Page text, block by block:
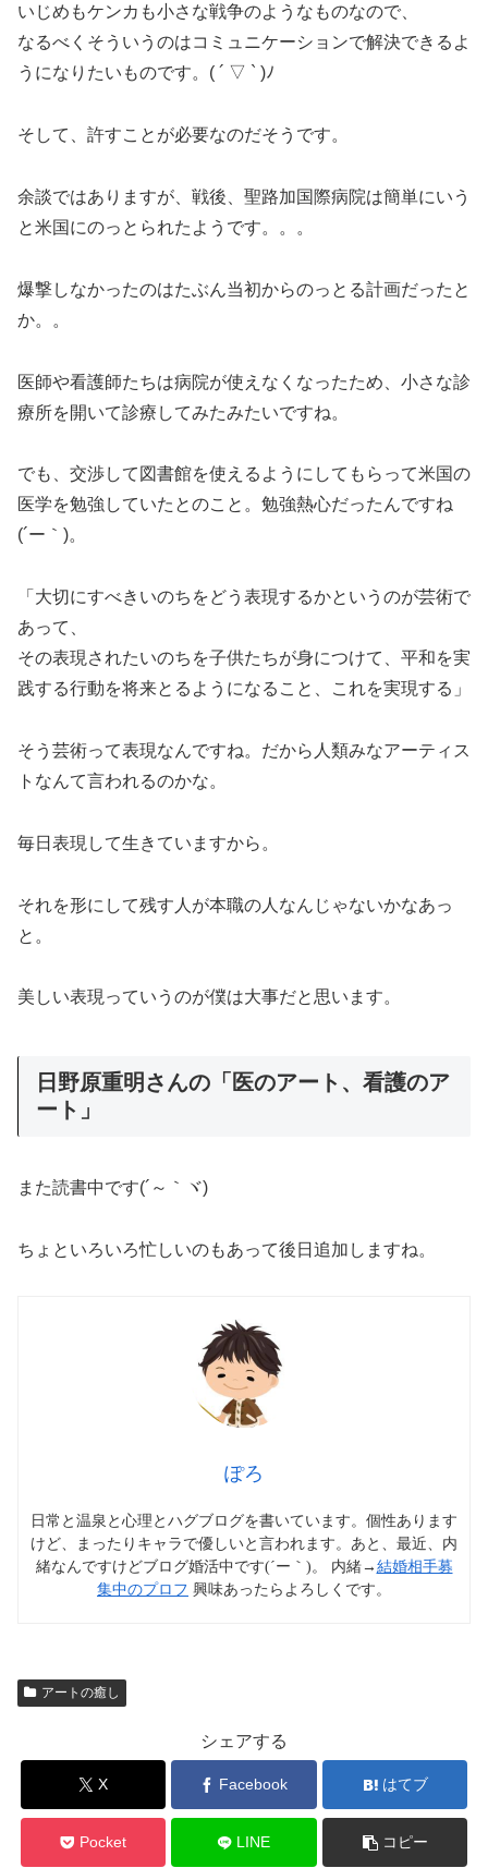
いじめもケンカも小さな戦争のようなものなので、
なるべくそういうのはコミュニケーションで解決できるよ
うになりたいものです。( ´ ▽ ` )ﾉ
そして、許すことが必要なのだそうです。
余談ではありますが、戦後、聖路加国際病院は簡単にいう
と米国にのっとられたようです。。。
爆撃しなかったのはたぶん当初からのっとる計画だったと
か。。
医師や看護師たちは病院が使えなくなったため、小さな診
療所を開いて診療してみたみたいですね。
でも、交渉して図書館を使えるようにしてもらって米国の
医学を勉強していたとのこと。勉強熱心だったんですね
(´ー｀)。
「大切にすべきいのちをどう表現するかというのが芸術で
あって、
その表現されたいのちを子供たちが身につけて、平和を実
践する行動を将来とるようになること、これを実現する」
そう芸術って表現なんですね。だから人類みなアーティス
トなんて言われるのかな。
毎日表現して生きていますから。
それを形にして残す人が本職の人なんじゃないかなあっ
と。
美しい表現っていうのが僕は大事だと思います。
日野原重明さんの「医のアート、看護のア
ート」
また読書中です(´～｀ヾ)
ちょといろいろ忙しいのもあって後日追加しますね。
ぽろ
日常と温泉と心理とハグブログを書いています。個性あります
けど、まったりキャラで優しいと言われます。あと、最近、内
緒なんですけどブログ婚活中です(´ー｀)。 内緒→ 結婚相手募
集中のプロフ 興味あったらよろしくです。
アートの癒し
シェアする
X Facebook はてブ
Pocket LINE コピー